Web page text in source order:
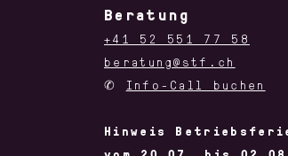
Beratung
+41 52 551 77 58
beratung@stf.ch
✆ Info-Call buchen
Hinweis